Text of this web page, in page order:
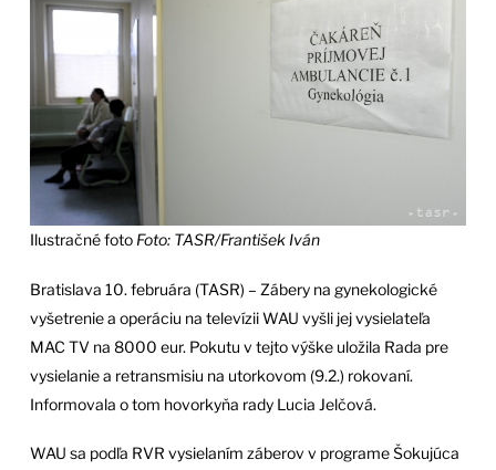
Ilustračné fotoFoto: TASR/František Iván
Bratislava 10. februára (TASR) – Zábery na gynekologické
vyšetrenie a operáciu na televízii WAU vyšli jej vysielateľa
MAC TV na 8000 eur. Pokutu v tejto výške uložila Rada pre
vysielanie a retransmisiu na utorkovom (9.2.) rokovaní.
Informovala o tom hovorkyňa rady Lucia Jelčová.
WAU sa podľa RVR vysielaním záberov v programe Šokujúca